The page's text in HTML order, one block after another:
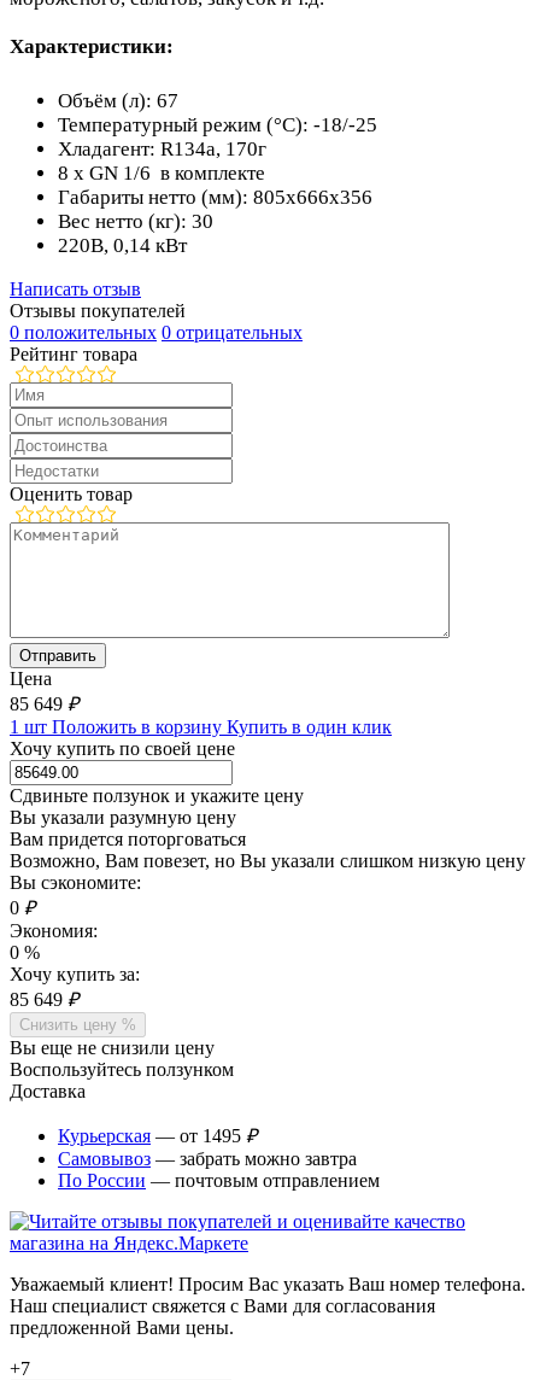
Характеристики:
Объём (л): 67
Температурный режим (°С): -18/-25
Хладагент: R134a, 170г
8 x GN 1/6 в комплекте
Габариты нетто (мм): 805х666х356
Вес нетто (кг): 30
220В, 0,14 кВт
Написать отзыв
Отзывы покупателей
0 положительных 0 отрицательных
Рейтинг товара
Оценить товар
Цена
85 649 ₽
1 шт Положить в корзину Купить в один клик
Хочу купить по своей цене
Сдвиньте ползунок и укажите цену
Вы указали разумную цену
Вам придется поторговаться
Возможно, Вам повезет, но Вы указали слишком низкую цену
Вы сэкономите:
0 ₽
Экономия:
0 %
Хочу купить за:
85 649 ₽
Снизить цену %
Вы еще не снизили цену
Воспользуйтесь ползунком
Доставка
Курьерская — от 1495 ₽
Самовывоз — забрать можно завтра
По России — почтовым отправлением
Уважаемый клиент! Просим Вас указать Ваш номер телефона.
Наш специалист свяжется с Вами для согласования
предложенной Вами цены.
+7